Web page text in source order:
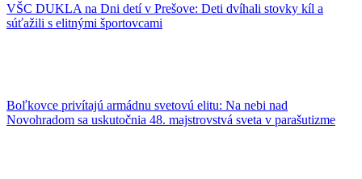
VŠC DUKLA na Dni detí v Prešove: Deti dvíhali stovky kíl a
súťažili s elitnými športovcami
Boľkovce privítajú armádnu svetovú elitu: Na nebi nad
Novohradom sa uskutočnia 48. majstrovstvá sveta v parašutizme